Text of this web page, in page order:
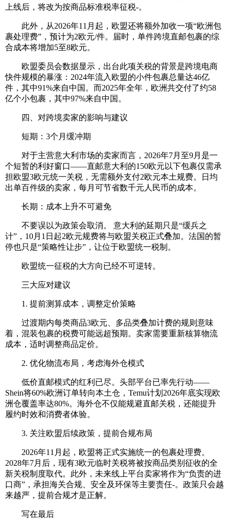
上线后，将改为按商品标准税率征税-。
此外，从2026年11月起，欧盟还将额外加收一项“欧洲包
裹处理费”，预计为2欧元/件。届时，单件跨境直邮包裹的综
合成本将增加5至8欧元。
欧盟委员会数据显示，出台此项关税的背景是跨境电商
快件规模的暴涨：2024年流入欧盟的小件包裹总量达46亿
件，其中91%来自中国。而2025年全年，欧洲共交付了约58
亿个小包裹，其中97%来自中国。
四、对跨境卖家的影响与建议
短期：3个月缓冲期
对于主营意大利市场的卖家而言，2026年7月至9月是一
个短暂的利好窗口——直邮意大利的150欧元以下包裹仅需承
担欧盟3欧元统一关税，无需额外支付2欧元本土规费。日均
出单百件级的卖家，每月可节省数千元人民币的成本。
长期：成本上升不可避免
不要误以为政策会取消。 意大利的延期只是“缓兵之
计”，10月1日起2欧元规费将与欧盟关税正式叠加。法国的暂
停也只是“策略性让步”，让位于欧盟统一税制。
欧盟统一征税的大方向已经不可逆转。
三大应对建议
1. 提前测算成本，调整定价策略
过渡期内每类商品3欧元、多品类叠加计费的规则意味
着，混装包裹的税费可能远超预期。卖家需要重新核算物流
成本，适时调整商品定价。
2. 优化物流布局，考虑海外仓模式
低价直邮模式的红利已尽。头部平台已率先行动——
Shein将60%欧洲订单转向本土仓，Temu计划2026年底实现欧
洲仓覆盖率达80%。海外仓不仅能规避直邮关税，还能提升
履约时效和消费者体验。
3. 关注欧盟后续政策，提前合规布局
2026年11月起，欧盟将正式实施统一的包裹处理费。
2028年7月后，现有3欧元临时关税将被按商品类别征收的全
新关税制度取代。此外，未来线上平台卖家将作为“负责的进
口商”，承担海关合规、安全及环保等主要责任-。政策只会越
来越严，提前合规才是正解。
写在最后